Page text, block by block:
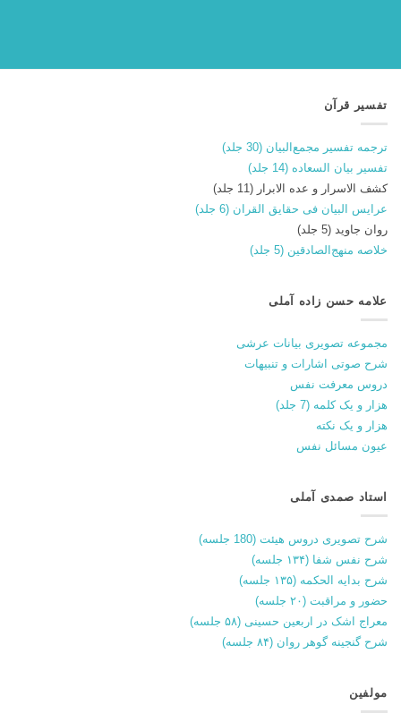
تفسیر قرآن
ترجمه تفسیر مجمع‌البیان (30 جلد)
تفسیر بیان السعاده (14 جلد)
کشف الاسرار و عده الابرار (11 جلد)
عرایس البیان فی حقایق القران (6 جلد)
روان جاوید (5 جلد)
خلاصه منهج‌الصادقین (5 جلد)
علامه حسن زاده آملی
مجموعه تصویری بیانات عرشی
شرح صوتی اشارات و تنبیهات
دروس معرفت نفس
هزار و یک کلمه (7 جلد)
هزار و یک نکته
عیون مسائل نفس
استاد صمدی آملی
شرح تصویری دروس هیئت (180 جلسه)
شرح نفس شفا (۱۳۴ جلسه)
شرح بدایه الحکمه (۱۳۵ جلسه)
حضور و مراقبت (۲۰ جلسه)
معراج اشک در اربعین حسینی (۵۸ جلسه)
شرح گنجینه گوهر روان (۸۴ جلسه)
مولفین